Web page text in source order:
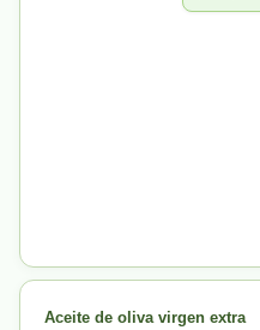
Aceite de oliva virgen extra